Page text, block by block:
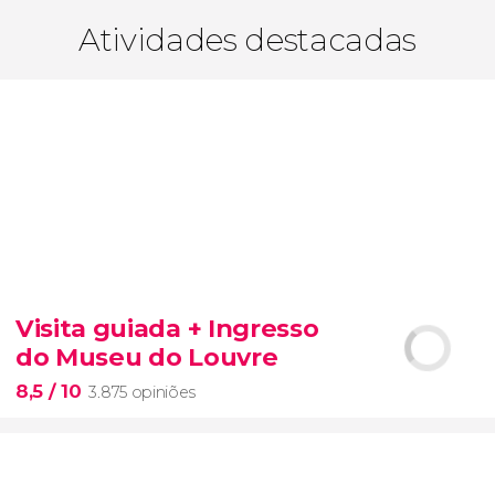
Atividades destacadas
Visita guiada + Ingresso
do Museu do Louvre
8,5 / 10 3.875 opiniões